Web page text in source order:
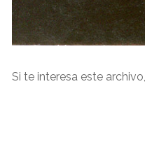
Si te interesa este